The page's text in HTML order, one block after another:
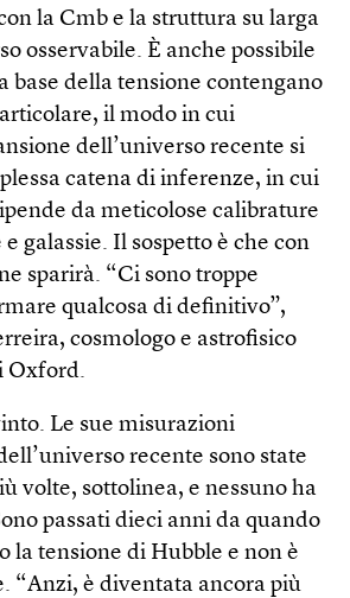
la Cmb e la struttura su larga
osservabile. È anche possibile
base della tensione contengano
il modo in cui
dell’universo recente si
catena di inferenze, in cui
da meticolose calibrature
galassie. Il sospetto è che con
sparirà. “Ci sono troppe
qualcosa di definitivo”,
cosmologo e astrofisico
Oxford.
Le sue misurazioni
recente sono state
volte, sottolinea, e nessuno ha
passati dieci anni da quando
la tensione di Hubble e non è
“Anzi, è diventata ancora più